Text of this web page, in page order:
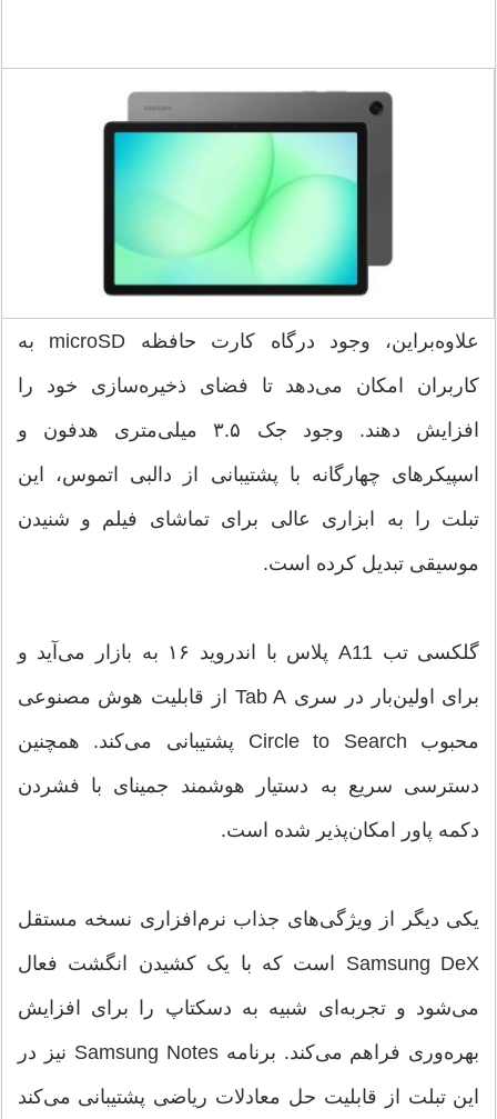
علاوه‌براین، وجود درگاه کارت حافظه microSD به
کاربران امکان می‌دهد تا فضای ذخیره‌سازی خود را
افزایش دهند. وجود جک ۳.۵ میلی‌متری هدفون و
اسپیکرهای چهارگانه با پشتیبانی از دالبی اتموس، این
تبلت را به ابزاری عالی برای تماشای فیلم و شنیدن
موسیقی تبدیل کرده است.
گلکسی تب A11 پلاس با اندروید ۱۶ به بازار می‌آید و
برای اولین‌بار در سری Tab A از قابلیت هوش مصنوعی
محبوب Circle to Search پشتیبانی می‌کند. همچنین
دسترسی سریع به دستیار هوشمند جمینای با فشردن
دکمه پاور امکان‌پذیر شده است.
یکی دیگر از ویژگی‌های جذاب نرم‌افزاری نسخه مستقل
Samsung DeX است که با یک کشیدن انگشت فعال
می‌شود و تجربه‌ای شبیه به دسکتاپ را برای افزایش
بهره‌وری فراهم می‌کند. برنامه Samsung Notes نیز در
این تبلت از قابلیت حل معادلات ریاضی پشتیبانی می‌کند